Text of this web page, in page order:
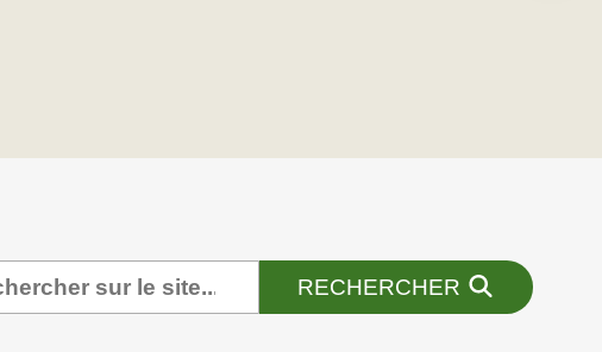
RECHERCHER